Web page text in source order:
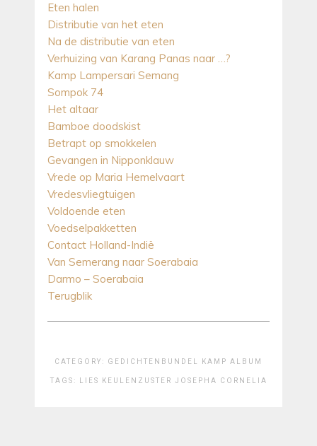
Eten halen
Distributie van het eten
Na de distributie van eten
Verhuizing van Karang Panas naar …?
Kamp Lampersari Semang
Sompok 74
Het altaar
Bamboe doodskist
Betrapt op smokkelen
Gevangen in Nipponklauw
Vrede op Maria Hemelvaart
Vredesvliegtuigen
Voldoende eten
Voedselpakketten
Contact Holland-Indië
Van Semerang naar Soerabaia
Darmo – Soerabaia
Terugblik
CATEGORY: GEDICHTENBUNDEL KAMP ALBUM
TAGS: LIES KEULEN ZUSTER JOSEPHA CORNELIA